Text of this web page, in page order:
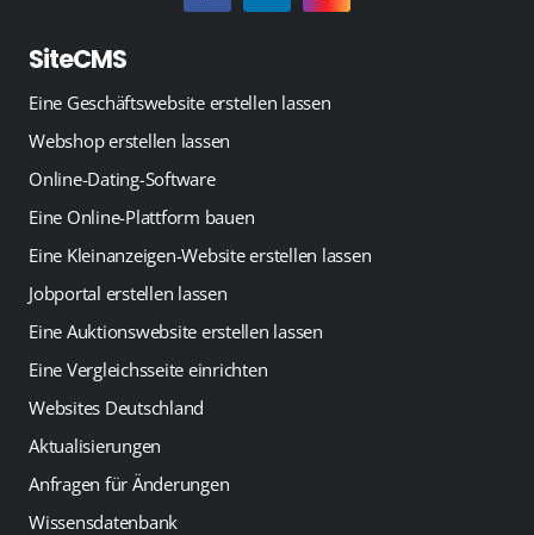
SiteCMS
Eine Geschäftswebsite erstellen lassen
Webshop erstellen lassen
Online-Dating-Software
Eine Online-Plattform bauen
Eine Kleinanzeigen-Website erstellen lassen
Jobportal erstellen lassen
Eine Auktionswebsite erstellen lassen
Eine Vergleichsseite einrichten
Websites Deutschland
Aktualisierungen
Anfragen für Änderungen
Wissensdatenbank